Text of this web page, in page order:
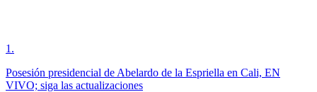
1 .
Posesión presidencial de Abelardo de la Espriella en Cali, EN
VIVO; siga las actualizaciones